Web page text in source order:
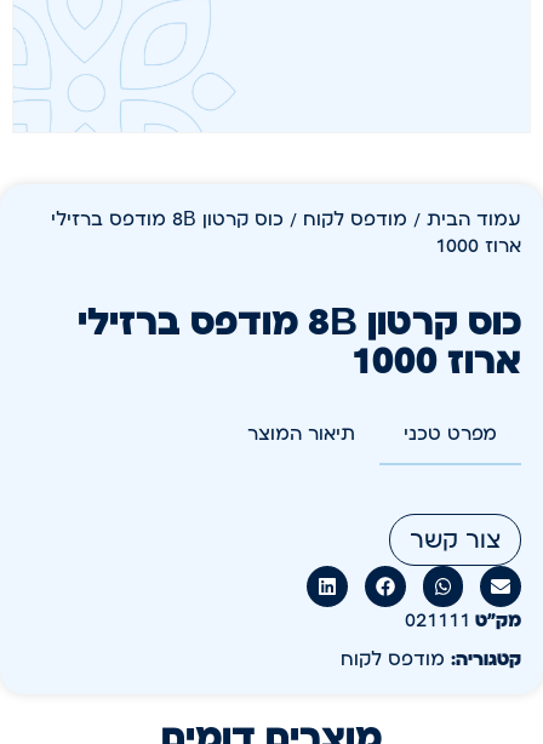
עמוד הבית / מודפס לקוח
/ כוס קרטון 8B מודפס ברזילי
ארוז 1000
כוס קרטון 8B מודפס ברזילי
ארוז 1000
מפרט טכני תיאור המוצר
צור קשר
מק״ט 021111
קטגוריה: מודפס לקוח